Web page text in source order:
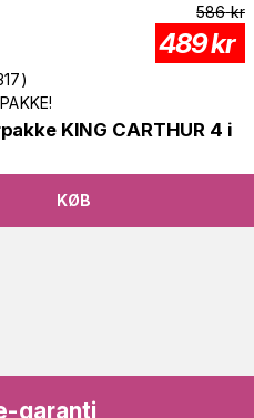
586 kr
489kr
)
KING CARTHUR 4 i
KØB
garanti